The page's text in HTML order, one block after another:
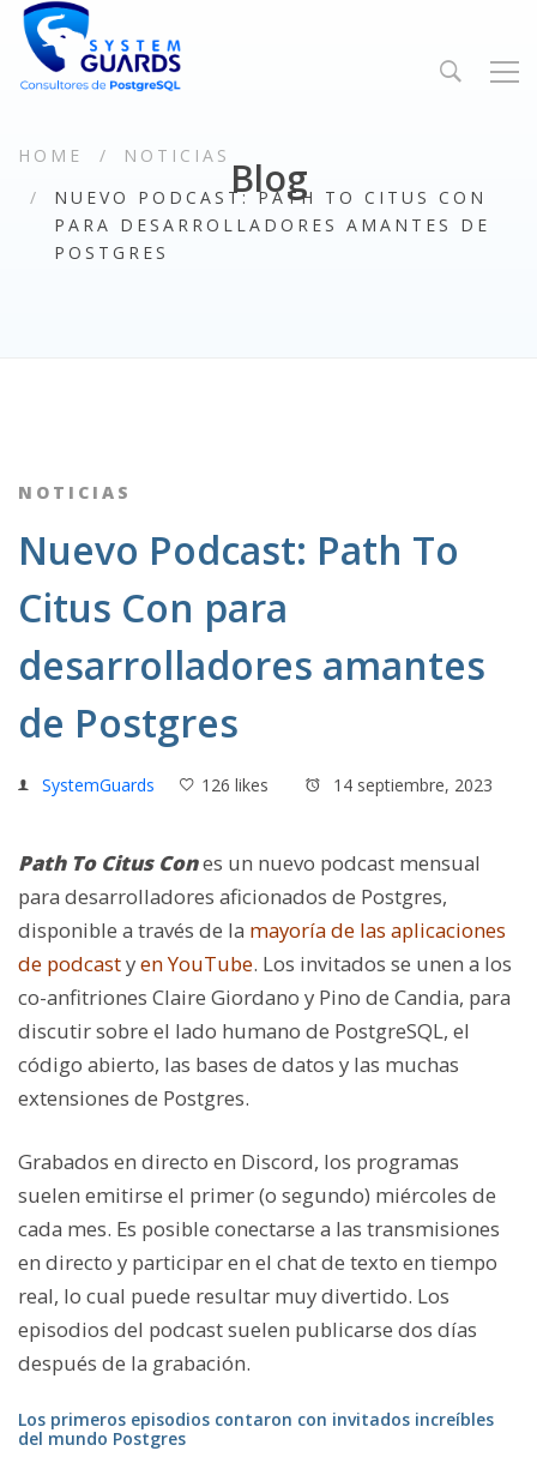
Blog
HOME
NOTICIAS
NUEVO PODCAST: PATH TO CITUS CON
PARA DESARROLLADORES AMANTES DE
POSTGRES
NOTICIAS
Nuevo Podcast: Path To
Citus Con para
desarrolladores amantes
de Postgres
SystemGuards 126 likes 14 septiembre, 2023
Path To Citus Cones un nuevo podcast mensual
para desarrolladores aficionados de Postgres,
disponible a través de la mayoría de las aplicaciones
de podcastyen YouTube. Los invitados se unen a los
co-anfitriones Claire Giordano y Pino de Candia, para
discutir sobre el lado humano de PostgreSQL, el
código abierto, las bases de datos y las muchas
extensiones de Postgres.
Grabados en directo en Discord, los programas
suelen emitirse el primer (o segundo) miércoles de
cada mes. Es posible conectarse a las transmisiones
en directo y participar en el chat de texto en tiempo
real, lo cual puede resultar muy divertido. Los
episodios del podcast suelen publicarse dos días
después de la grabación.
Los primeros episodios contaron con invitados increíbles
del mundo Postgres